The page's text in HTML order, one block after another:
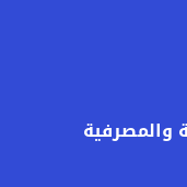
والمصرفية